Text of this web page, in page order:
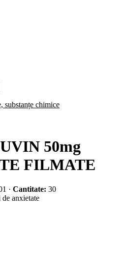
substanțe chimice
50mg
FILMATE
· Cantitate: 30
anxietate